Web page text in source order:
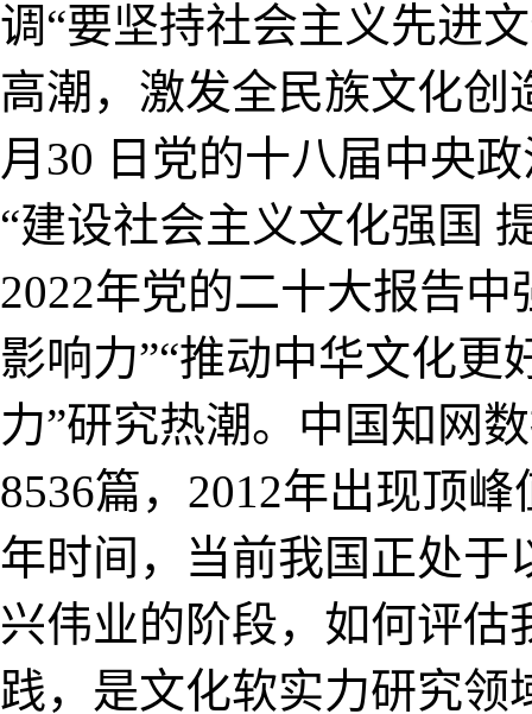
调“要坚持社会主义先进
高潮，激发全民族文化创
月30 日党的十八届中央
“建设社会主义文化强国
2022年党的二十大报告
影响力”“推动中华文化更
力”研究热潮。中国知网
8536篇，2012年出现顶
年时间，当前我国正处于
兴伟业的阶段，如何评
践，是文化软实力研究领